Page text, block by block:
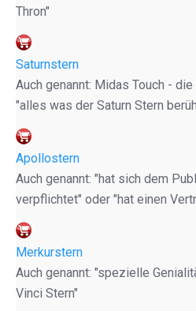
Thron"
Saturnstern
Auch genannt: Midas Touch -
"alles was der Saturn Stern
Apollostern
Auch genannt: "hat sich dem
verpflichtet" oder "hat einen
Merkurstern
Auch genannt: "spezielle
Vinci Stern"